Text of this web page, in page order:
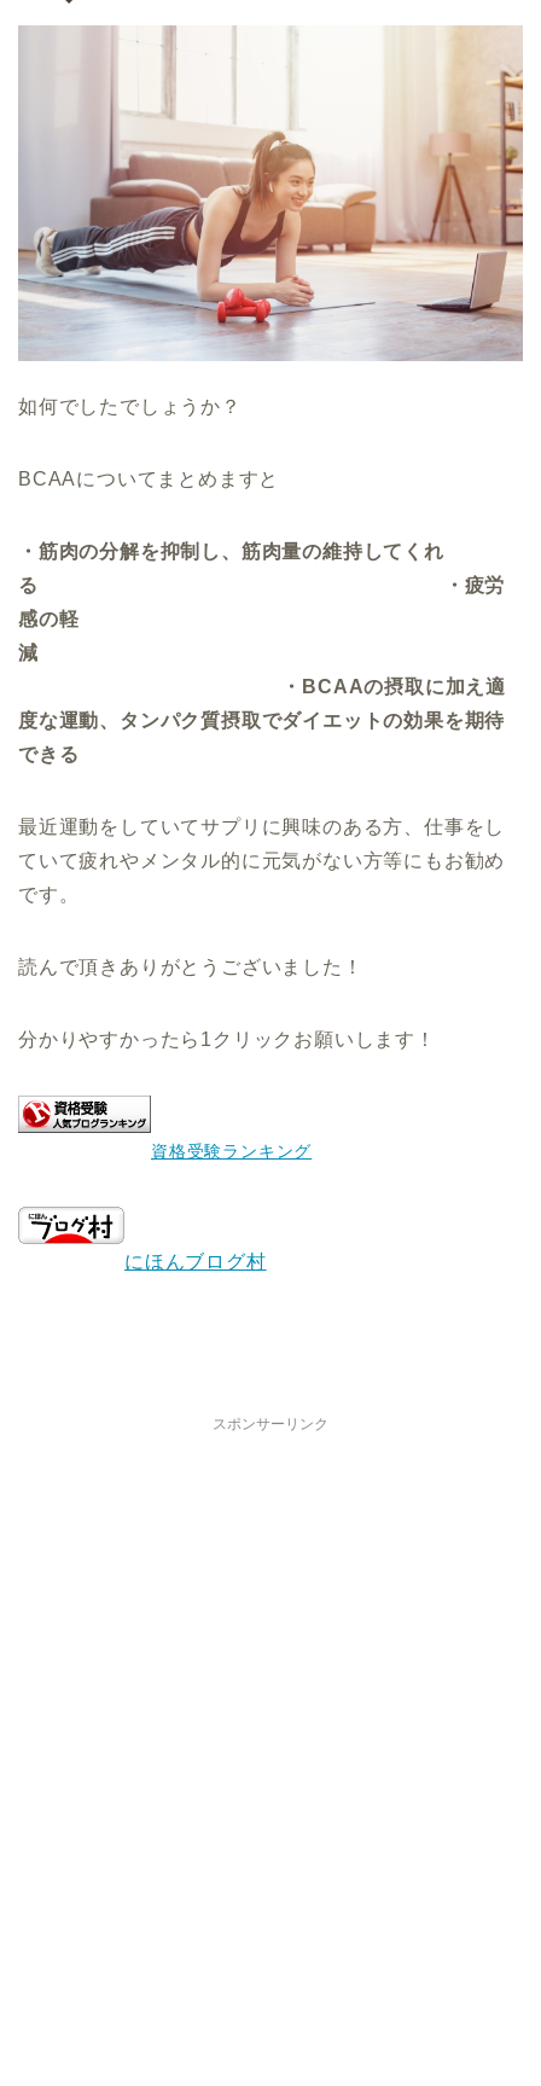
如何でしたでしょうか？
BCAAについてまとめますと
・筋肉の分解を抑制し、筋肉量の維持してくれ
る ・疲労
感の軽
減
・BCAAの摂取に加え適
度な運動、タンパク質摂取でダイエットの効果を期待
できる
最近運動をしていてサプリに興味のある方、仕事をし
ていて疲れやメンタル的に元気がない方等にもお勧め
です。
読んで頂きありがとうございました！
分かりやすかったら1クリックお願いします！
資格受験ランキング
にほんブログ村
スポンサーリンク